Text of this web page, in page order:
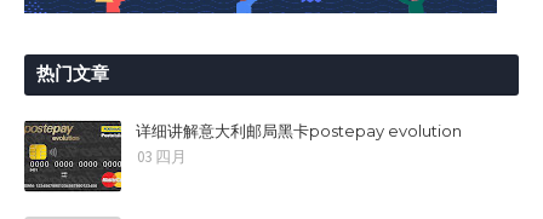
热门文章
详细讲解意大利邮局黑卡postepay evolution
03 四月